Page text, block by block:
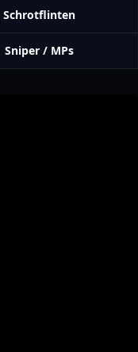
Schrotflinten
Sniper / MPs